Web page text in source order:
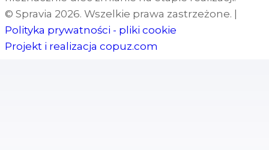
© Spravia 2026. Wszelkie prawa zastrzeżone.
Polityka prywatności - pliki cookie
Projekt i realizacja copuz.com